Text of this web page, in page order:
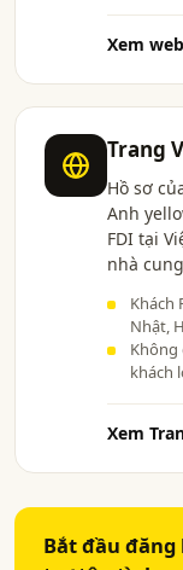
Xem
Trang
Hồ sơ
Anh
FDI tại
nhà
Khách
Nhật,
Không
khách
Xem
Bắt đầu